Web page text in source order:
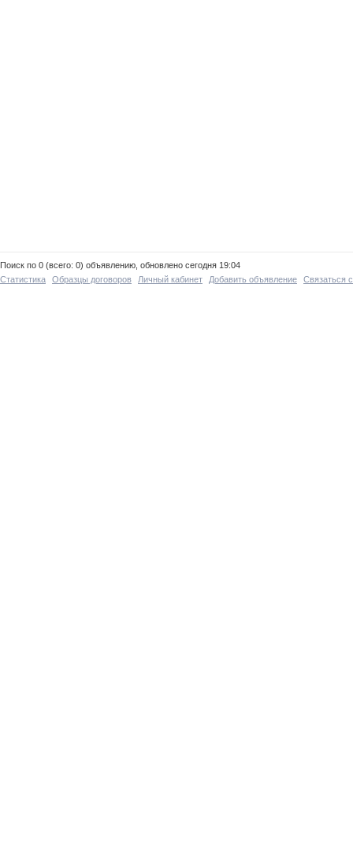
Поиск по 0 (всего: 0) объявлению, обновлено сегодня 19:04
Статистика
Образцы договоров Личный кабинет Добавить объявление Связаться